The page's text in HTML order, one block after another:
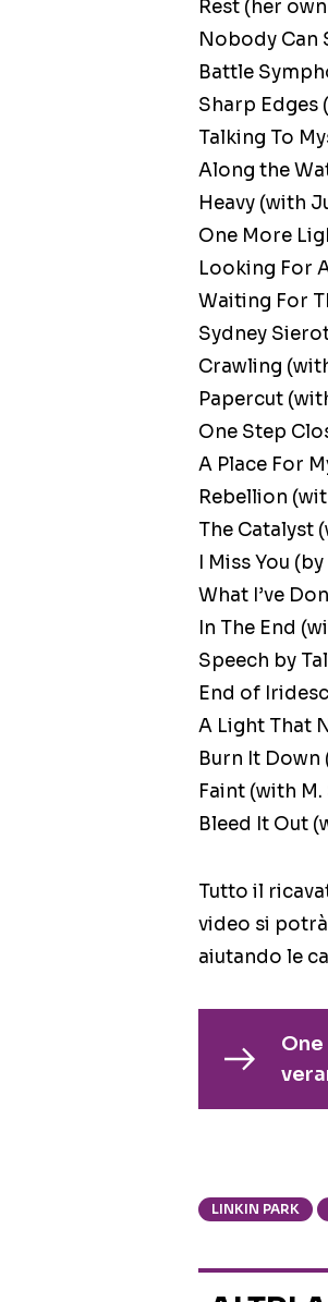
Rest (her
Nobody Can
Battle
Sharp Edges
Talking To
Along the
Heavy (with
One More
Looking For
Waiting For
Sydney
Crawling
Papercut
One Step
A Place For
Rebellion
The Catalyst
I Miss You
What I’ve
In The End
Speech by
End of
A Light That
Burn It Down
Faint (with
Bleed It Out
Tutto il
video si
aiutando le
LINKIN PARK